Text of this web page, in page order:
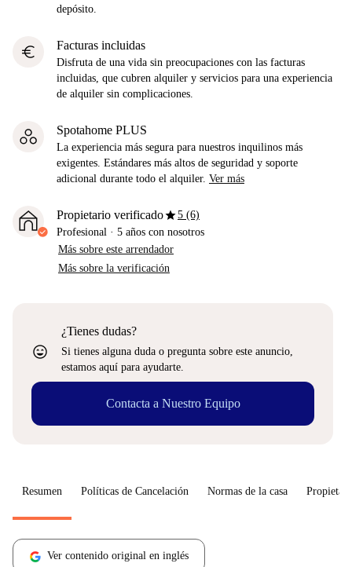
depósito.
euro Facturas incluidas
Disfruta de una vida sin preocupaciones con las facturas
incluidas, que cubren alquiler y servicios para una experiencia
de alquiler sin complicaciones.
Spotahome PLUS
La experiencia más segura para nuestros inquilinos más
exigentes. Estándares más altos de seguridad y soporte
adicional durante todo el alquiler. Ver más
Propietario verificadostar5 (6)
Profesional · 5 años con nosotros
Más sobre este arrendador
Más sobre la verificación
sentiment_very_satisfied
¿Tienes dudas?
Si tienes alguna duda o pregunta sobre este anuncio,
estamos aquí para ayudarte.
Contacta a Nuestro Equipo
Resumen Políticas de Cancelación Normas de la casa
Ver contenido original en inglés